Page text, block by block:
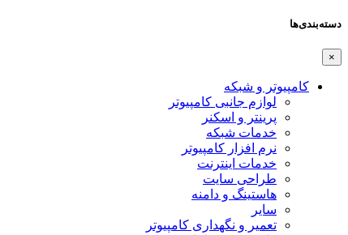
دسته‌بندی‌ها
×
کامپیوتر و شبکه
لوازم جانبی کامپیوتر
پرینتر و اسکنر
خدمات شبکه
نرم افزار کامپیوتر
خدمات اینترنت
طراحی سایت
هاستینگ و دامنه
سایر
تعمیر و نگهداری کامپیوتر